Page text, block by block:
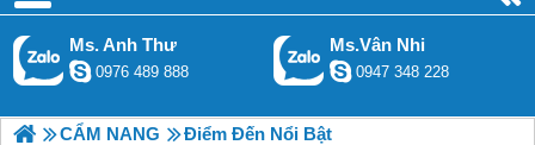
Ms. Anh Thư
0976 489 888
Ms.Vân Nhi
0947 348 228
CẨM NANG
Điểm Đến Nổi Bật